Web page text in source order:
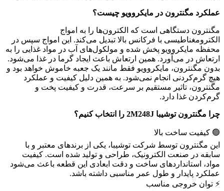
عملکرد مگنترون در مایکروویو چیست؟
مگنترون دستگاهی است که الکترون‌ها را به امواج
الکترومغناطیسی با فرکانس بالا تبدیل می‌کند. این امواج سپس در
محفظه مایکروویو پخش شده و مولکول‌های آب در مواد غذایی را به
ارتعاش در می‌آورد. همین ارتعاش باعث ایجاد گرما در غذا می‌شود.
بدون مگنترون، مایکروویو فقط مانند یک جعبه خاموش خواهد بود و
هیچ گرم‌کردنی انجام نمی‌شود. به همین دلیل کیفیت و عملکرد
مگنترون، تاثیر مستقیم بر سرعت، قدرت و کیفیت پخت و
گرم‌کردن غذا دارد.
چرا مگنترون توشیبا 2M248J را انتخاب کنیم؟
🟢 کیفیت ساخت بالا
این مگنترون توسط شرکت توشیبا، یکی از برندهای معتبر و با
سابقه در صنعت الکترونیک، طراحی و تولید شده است. کیفیت
مواد، استانداردهای ساخت و دقت ابعادی این قطعه باعث می‌شود
عملکرد پایدار و طول عمر مناسبی داشته باشد.
⚡️ توان خروجی مناسب